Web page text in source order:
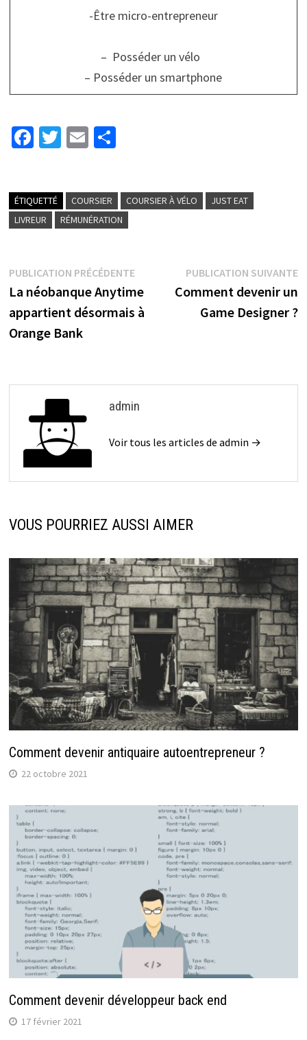
-Être micro-entrepreneur
– Posséder un vélo
– Posséder un smartphone
Fa
o
o
T
er
E
l
P
ge
r
ÉTIQUETTÉ COURSIER COURSIER À VÉLO
JUST EAT
LIVREUR
RÉMUNÉRATION
PUBLICATION PRÉCÉDENTE
La néobanque Anytime
appartient désormais à
Orange Bank
PUBLICATION SUIVANTE
Comment devenir un
Game Designer ?
admin
Voir tous les articles de admin →
VOUS POURRIEZ AUSSI AIMER
Comment devenir antiquaire autoentrepreneur ?
22 octobre 2021
Comment devenir développeur back end
17 février 2021